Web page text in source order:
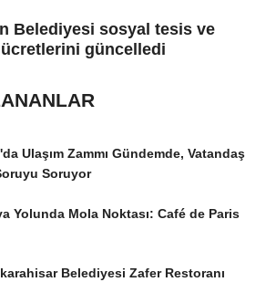
Belediyesi sosyal tesis ve
güncelledi
Ulaşım Zammı Gündemde, Vatandaş
Soruyor
Yolunda Mola Noktası: Café de Paris
Belediyesi Zafer Restoranı